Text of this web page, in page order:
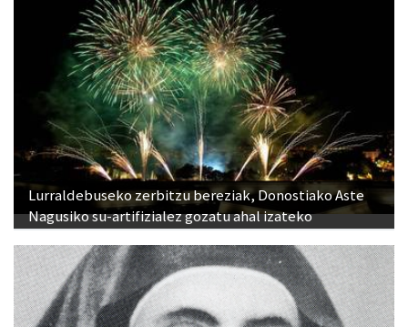
Lurraldebuseko zerbitzu bereziak, Donostiako Aste
Nagusiko su-artifizialez gozatu ahal izateko